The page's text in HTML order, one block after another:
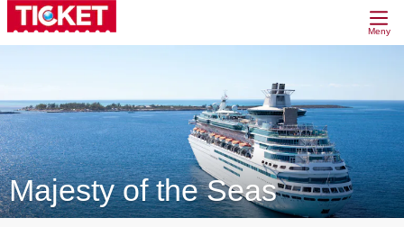
Meny
Majesty of the Seas